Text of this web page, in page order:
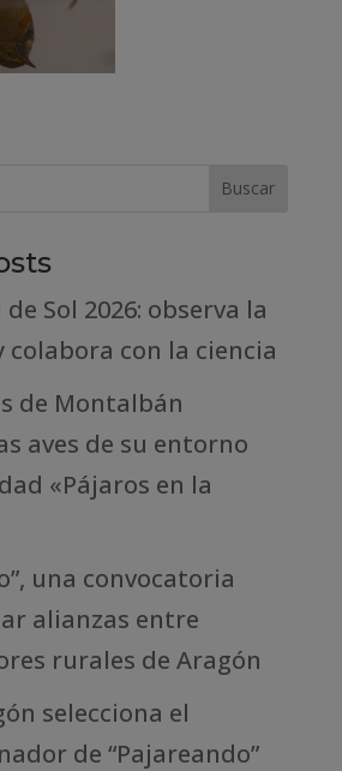
Sol 2026: observa la
colabora con la ciencia
de Montalbán
aves de su entorno
«Pájaros en la
una convocatoria
alianzas entre
rurales de Aragón
selecciona el
de “Pajareando”